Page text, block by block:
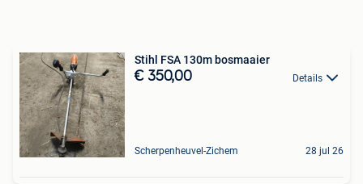
Stihl FSA 130m bosmaaier
€ 350,00 Details
Scherpenheuvel-Zichem 28 jul 26